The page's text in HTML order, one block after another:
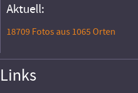
Aktuell:
18709 Fotos aus 1065 Orten
Links